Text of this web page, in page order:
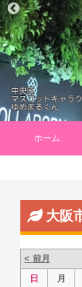
ホーム
大阪
< 前月
日
月